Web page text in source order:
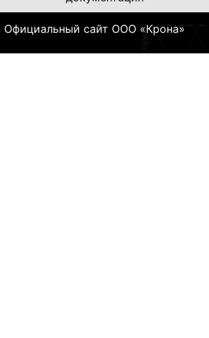
сайт ООО «Крона»